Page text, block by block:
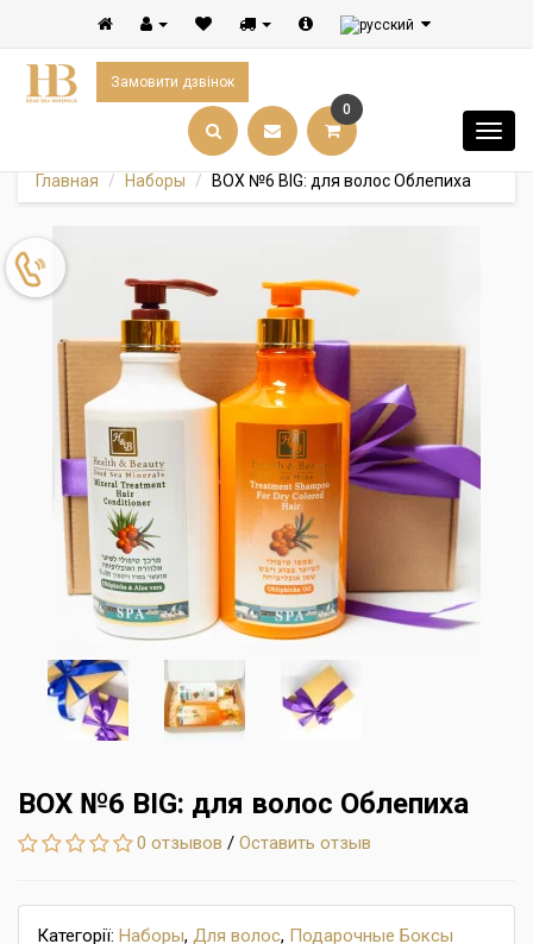
Замовити дзвінок
0
Главная Наборы BOX №6 BIG: для волос Облепиха
BOX №6 BIG: для волос Облепиха
0 отзывов / Оставить отзыв
Категорії: Наборы, Для волос, Подарочные Боксы